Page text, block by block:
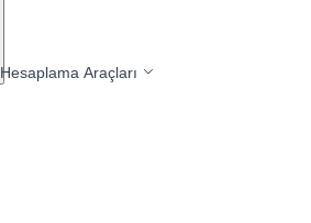
Hesaplama Araçları